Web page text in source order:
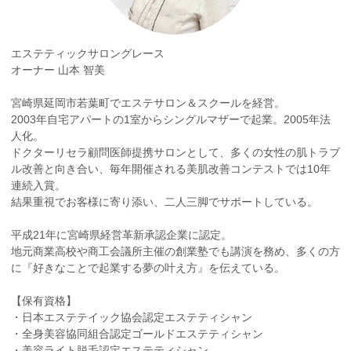
エステティックサロングレース
オーナー 山本 智美
宮崎県延岡市若葉町でエステサロン＆スクールを経営。
2003年自宅アパートの1室からシングルマザーで起業。2005年法
人化。
ドクターリセラ顧問医師提携サロンとして、多くの女性の肌トラブ
ル改善と向き合い、毎年開催される美肌改善コンテストでは10年
連続入賞。
結果重視でお客様に寄り添い、二人三脚でサポートしている。
平成21年に宮崎県経営革新承認企業に認定。
地元商業高校や商工会議所主催の創業塾でも講演を務め、多くの方
に『好きなことで起業する夢の叶え方』を伝えている。
【保有資格】
・日本エステテイック協会認定エステティシャン
・全身美容協同組合認定ゴールドエステティシャン